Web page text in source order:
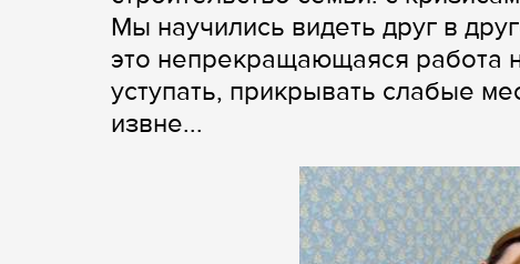
Мы научились видеть друг в
это непрекращающаяся работа
уступать, прикрывать слабые
извне...